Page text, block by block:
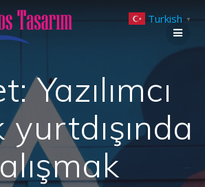
to
Yazılımcı
Turkish ▼